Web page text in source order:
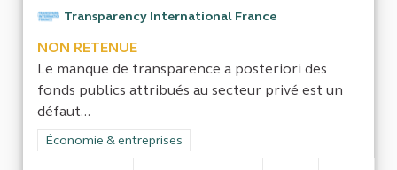
Transparency International France
NON RETENUE
Le manque de transparence a posteriori des
fonds publics attribués au secteur privé est un
défaut...
Filtrer les résultats de la catégorie : Économie & entreprises
Économie & entreprises